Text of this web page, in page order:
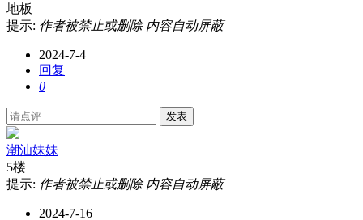
地板
提示: 作者被禁止或删除 内容自动屏蔽
2024-7-4
回复
0
发表
潮汕妹妹
5楼
提示: 作者被禁止或删除 内容自动屏蔽
2024-7-16